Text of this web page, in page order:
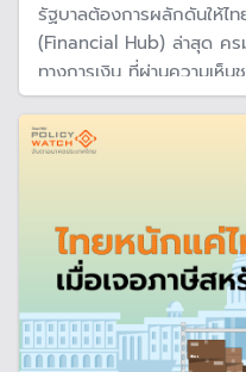
รัฐบาลต้องการผลักดันให้ไท
(Financial Hub) ล่าสุด คร
ทางการเงิน ที่ผ่านความเห็
กฤษฎีกา และเตรียมเสนอ
เป็นแหล่งฟอกเงินผิดกฎหม
แยกจากระบบการเงินในประ